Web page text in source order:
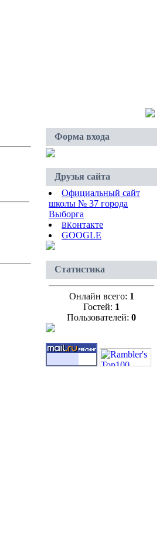
Форма входа
Друзья сайта
Официальный сайт
школы № 37 города
Выборга
ВКонтакте
GOOGLE
Статистика
Онлайн всего: 1
Гостей: 1
Пользователей: 0